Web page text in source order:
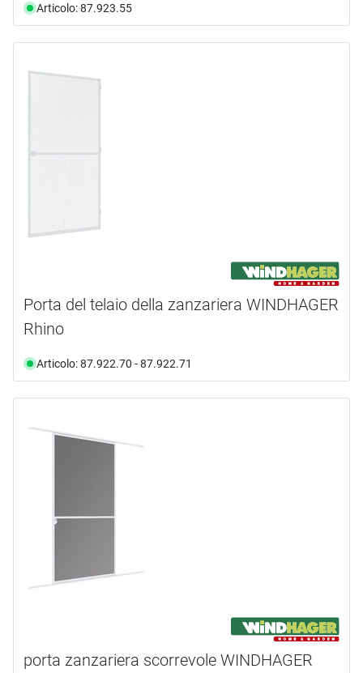
Articolo: 87.923.55
Porta del telaio della zanzariera WINDHAGER
Rhino
Articolo: 87.922.70 - 87.922.71
porta zanzariera scorrevole WINDHAGER